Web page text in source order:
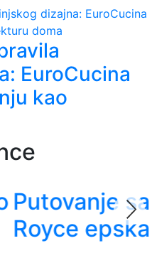
EuroCucina
kao
- Rolls-